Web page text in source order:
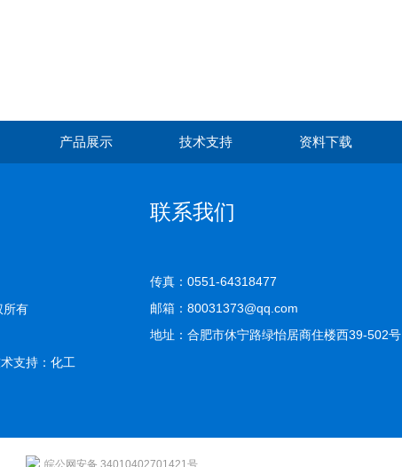
产品展示 技术支持 资料下载
所有
支持： 化工
联系我们
传真：0551-64318477
邮箱：80031373@qq.com
地址：合肥市休宁路绿怡居商住楼西39-502号
皖公网安备 34010402701421号